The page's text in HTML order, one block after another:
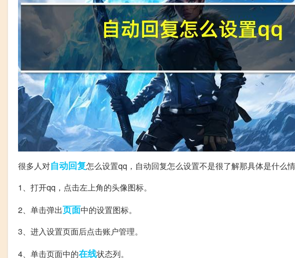
很多人对自动回复怎么设置qq，自动回复怎么设置不是很了解那具体是什么
1、打开qq，点击左上角的头像图标。
2、单击弹出页面中的设置图标。
3、进入设置页面后点击账户管理。
4、单击页面中的在线状态列。